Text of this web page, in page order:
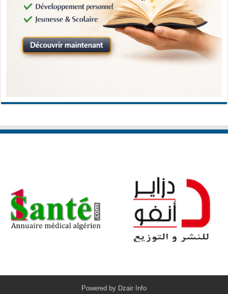
Powered by Dzair Info